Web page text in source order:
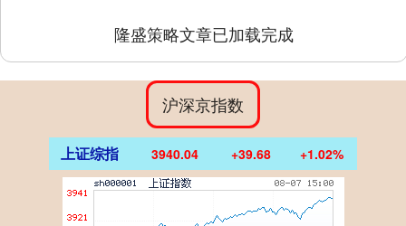
隆盛策略文章已加载完成
沪深京指数
上证综指 3940.04 +39.68 +1.02%